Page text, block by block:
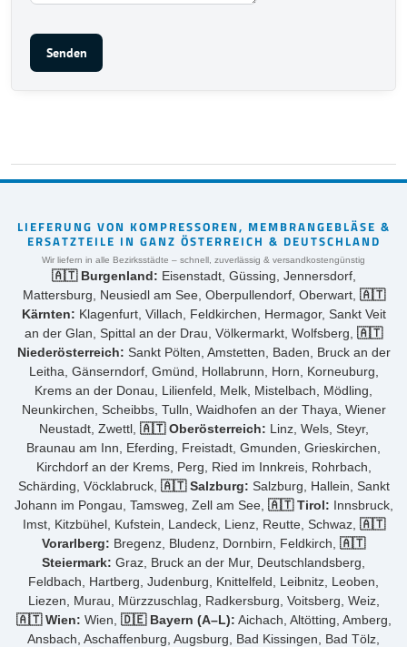
Senden
LIEFERUNG VON KOMPRESSOREN, MEMBRANGEBLÄSE &
ERSATZTEILE IN GANZ ÖSTERREICH & DEUTSCHLAND
Wir liefern in alle Bezirksstädte – schnell, zuverlässig & versandkostengünstig
🇦🇹 Burgenland: Eisenstadt, Güssing, Jennersdorf,
Mattersburg, Neusiedl am See, Oberpullendorf, Oberwart, 🇦🇹
Kärnten: Klagenfurt, Villach, Feldkirchen, Hermagor, Sankt Veit
an der Glan, Spittal an der Drau, Völkermarkt, Wolfsberg, 🇦🇹
Niederösterreich: Sankt Pölten, Amstetten, Baden, Bruck an der
Leitha, Gänserndorf, Gmünd, Hollabrunn, Horn, Korneuburg,
Krems an der Donau, Lilienfeld, Melk, Mistelbach, Mödling,
Neunkirchen, Scheibbs, Tulln, Waidhofen an der Thaya, Wiener
Neustadt, Zwettl, 🇦🇹 Oberösterreich: Linz, Wels, Steyr,
Braunau am Inn, Eferding, Freistadt, Gmunden, Grieskirchen,
Kirchdorf an der Krems, Perg, Ried im Innkreis, Rohrbach,
Schärding, Vöcklabruck, 🇦🇹 Salzburg: Salzburg, Hallein, Sankt
Johann im Pongau, Tamsweg, Zell am See, 🇦🇹 Tirol: Innsbruck,
Imst, Kitzbühel, Kufstein, Landeck, Lienz, Reutte, Schwaz, 🇦🇹
Vorarlberg: Bregenz, Bludenz, Dornbirn, Feldkirch, 🇦🇹
Steiermark: Graz, Bruck an der Mur, Deutschlandsberg,
Feldbach, Hartberg, Judenburg, Knittelfeld, Leibnitz, Leoben,
Liezen, Murau, Mürzzuschlag, Radkersburg, Voitsberg, Weiz,
🇦🇹 Wien: Wien, 🇩🇪 Bayern (A–L): Aichach, Altötting, Amberg,
Ansbach, Aschaffenburg, Augsburg, Bad Kissingen, Bad Tölz,